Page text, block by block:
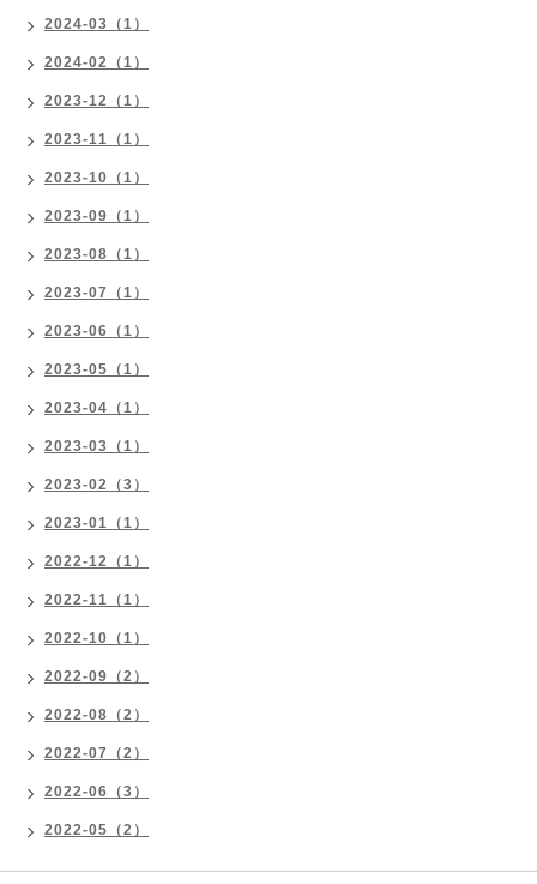
2024-03（1）
2024-02（1）
2023-12（1）
2023-11（1）
2023-10（1）
2023-09（1）
2023-08（1）
2023-07（1）
2023-06（1）
2023-05（1）
2023-04（1）
2023-03（1）
2023-02（3）
2023-01（1）
2022-12（1）
2022-11（1）
2022-10（1）
2022-09（2）
2022-08（2）
2022-07（2）
2022-06（3）
2022-05（2）